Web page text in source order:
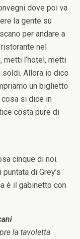
dove poi va
la gente su
per andare a
nel
l’hotel, metti
soldi. Allora io dico
un biglietto
cosa si dice in
costa pure di
cinque di noi.
di Grey’s
è il gabinetto con
la tavoletta